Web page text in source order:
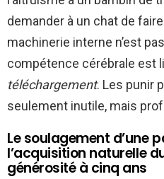
demander à un chat de
machinerie interne n’est
compétence cérébrale est
téléchargement. Les punir
seulement inutile, mais
Le soulagement d’une
l’acquisition naturelle
générosité à cinq ans